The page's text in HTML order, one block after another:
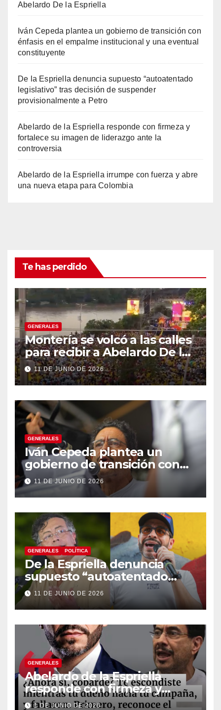
Abelardo De la Espriella
Iván Cepeda plantea un gobierno de transición con
énfasis en el empalme institucional y una eventual
constituyente
De la Espriella denuncia supuesto “autoatentado
legislativo” tras decisión de suspender
provisionalmente a Petro
Abelardo de la Espriella responde con firmeza y
fortalece su imagen de liderazgo ante la
controversia
Abelardo de la Espriella irrumpe con fuerza y abre
una nueva etapa para Colombia
Te has perdido
GENERALES
Montería se volcó a las calles
para recibir a Abelardo De la
Espriella
11 DE JUNIO DE 2026
GENERALES
Iván Cepeda plantea un
gobierno de transición con
énfasis en el empalme
institucional y una eventual
constituyente
11 DE JUNIO DE 2026
GENERALES POLÍTICA
De la Espriella denuncia
supuesto “autoatentado
legislativo” tras decisión de
suspender provisionalmente
a Petro
11 DE JUNIO DE 2026
GENERALES
Abelardo de la Espriella
responde con firmeza y
fortalece su imagen de
1 DE JUNIO DE 2026